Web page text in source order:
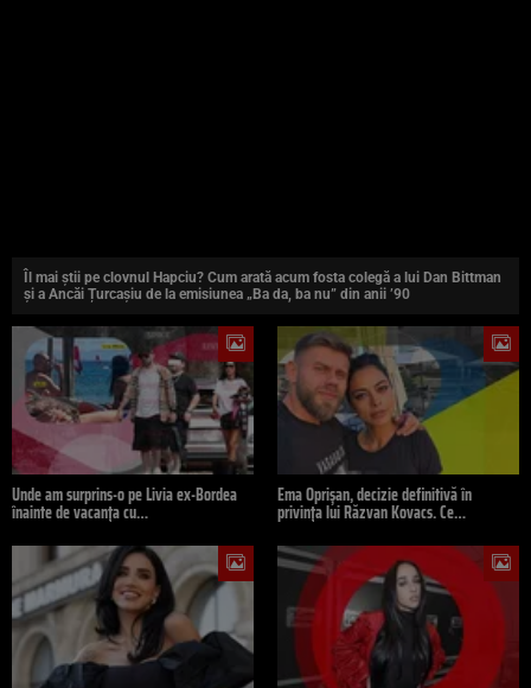
Îl mai știi pe clovnul Hapciu? Cum arată acum fosta colegă a lui Dan Bittman
și a Ancăi Țurcașiu de la emisiunea „Ba da, ba nu” din anii ’90
Unde am surprins-o pe Livia ex-Bordea
înainte de vacanța cu…
Ema Oprișan, decizie definitivă în
privința lui Răzvan Kovacs. Ce…